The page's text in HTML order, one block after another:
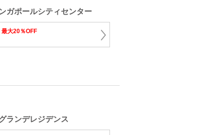
ガポールシティセンター
最大20％OFF
ランデレジデンス